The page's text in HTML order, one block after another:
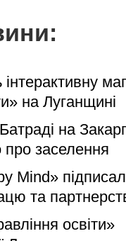
на Луганщині
на
заселення
Mind»
та
освіти»